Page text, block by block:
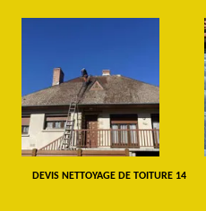
DEVIS NETTOYAGE DE TOITURE 14